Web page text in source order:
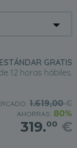
GRATIS
12 horas hábiles.
1.619,00€
AHORRAS: 80%
319.00 €